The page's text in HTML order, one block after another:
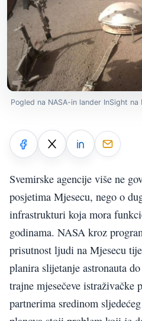
Pogled na NASA-in lander InSight na
Svemirske agencije više ne
posjetima Mjesecu, nego o
infrastrukturi koja mora
godinama. NASA kroz
prisutnost ljudi na Mjesecu
planira slijetanje astronauta
trajne mjesečeve istraživačke
partnerima sredinom